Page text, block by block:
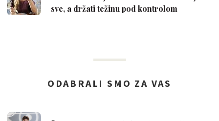
sve, a držati težinu pod kontrolom